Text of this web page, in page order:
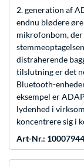
2. generation af
endnu blødere
mikrofonbom,
distraherende
tilslutning er det
Bluetooth-
eksempel er
lydenhed i
koncentrere sig i
Art-Nr.: